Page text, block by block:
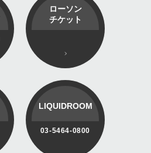
ローソン
チケット
LIQUIDROOM
03-5464-0800